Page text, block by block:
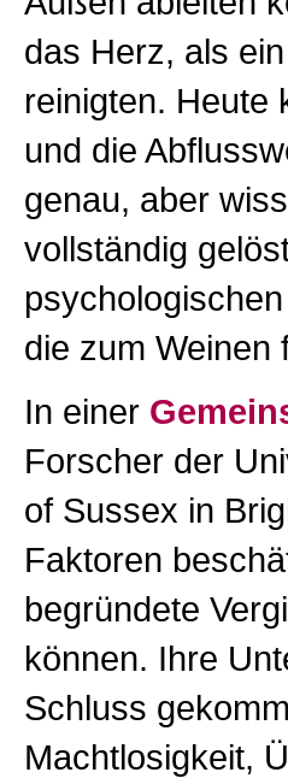
das Herz, als
reinigten. Heute
und die
genau, aber
vollständig
die zum Weinen
In einer
Forscher der
of Sussex in
Faktoren
begründete
können. Ihre
Schluss
Machtlosigkeit,